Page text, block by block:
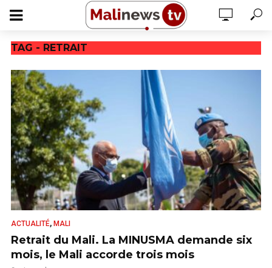
TAG - RETRAIT
ACTUALITÉ, MALI
Retrait du Mali. La MINUSMA demande six
mois, le Mali accorde trois mois